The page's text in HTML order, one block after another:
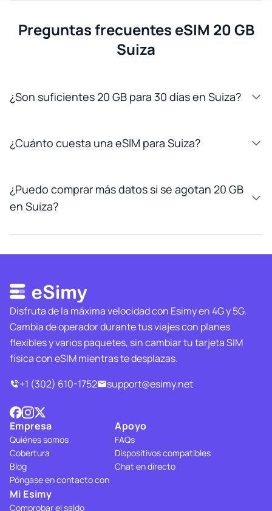
Preguntas frecuentes eSIM 20 GB
Suiza
¿Son suficientes 20 GB para 30 días en Suiza?
¿Cuánto cuesta una eSIM para Suiza?
¿Puedo comprar más datos si se agotan 20 GB
en Suiza?
Disfruta de la máxima velocidad con Esimy en 4G y 5G.
Cambia de operador durante tus viajes con planes
flexibles y varios paquetes, sin cambiar tu tarjeta SIM
física con eSIM mientras te desplazas.
+1 (302) 610-1752
support@esimy.net
Empresa
Quiénes somos
Cobertura
Blog
Póngase en contacto con
Apoyo
FAQs
Dispositivos compatibles
Chat en directo
Mi Esimy
Comprobar el saldo